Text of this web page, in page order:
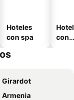
Hoteles
con spa
con
Girardot
Armenia